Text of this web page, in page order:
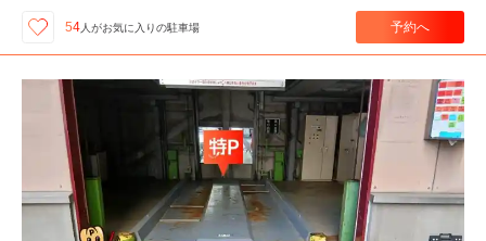
54人がお気に入りの駐車場 予約へ